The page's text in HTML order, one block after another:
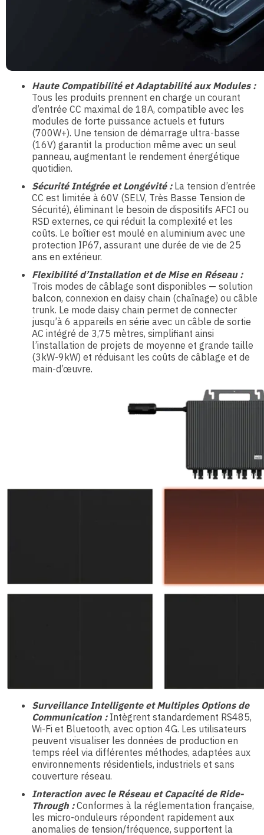
Haute Compatibilité et Adaptabilité aux Modules :
Tous les produits prennent en charge un courant
d’entrée CC maximal de 18A, compatible avec les
modules de forte puissance actuels et futurs
(700W+). Une tension de démarrage ultra-basse
(16V) garantit la production même avec un seul
panneau, augmentant le rendement énergétique
quotidien.
Sécurité Intégrée et Longévité :La tension d’entrée
CC est limitée à 60V (SELV, Très Basse Tension de
Sécurité), éliminant le besoin de dispositifs AFCI ou
RSD externes, ce qui réduit la complexité et les
coûts. Le boîtier est moulé en aluminium avec une
protection IP67, assurant une durée de vie de 25
ans en extérieur.
Flexibilité d’Installation et de Mise en Réseau :
Trois modes de câblage sont disponibles — solution
balcon, connexion en daisy chain (chaînage) ou câble
trunk. Le mode daisy chain permet de connecter
jusqu’à 6 appareils en série avec un câble de sortie
AC intégré de 3,75 mètres, simplifiant ainsi
l’installation de projets de moyenne et grande taille
(3kW-9kW) et réduisant les coûts de câblage et de
main-d’œuvre.
Surveillance Intelligente et Multiples Options de
Communication :Intègrent standardement RS485,
Wi-Fi et Bluetooth, avec option 4G. Les utilisateurs
peuvent visualiser les données de production en
temps réel via différentes méthodes, adaptées aux
environnements résidentiels, industriels et sans
couverture réseau.
Interaction avec le Réseau et Capacité de Ride-
Through :Conformes à la réglementation française,
les micro-onduleurs répondent rapidement aux
anomalies de tension/fréquence, supportent la